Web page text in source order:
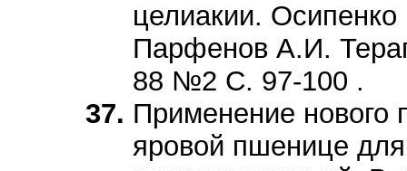
целиакии.
Парфенов А.И.
88 №2 С. 97-100 .
Применение нового
яровой пшенице